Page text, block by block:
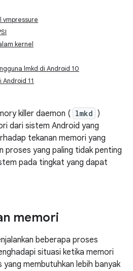
vmpressure
kernel
lmkd di Android 10
11
killer daemon ( lmkd )
dari sistem Android yang
tekanan memori yang
proses yang paling tidak penting
pada tingkat yang dapat
memori
beberapa proses
situasi ketika memori
membutuhkan lebih banyak